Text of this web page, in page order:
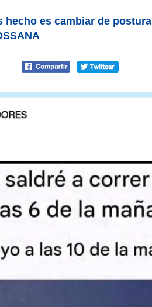
hecho es cambiar de postura